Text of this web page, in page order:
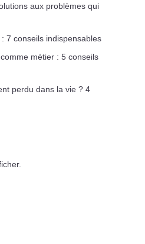
aux problèmes qui
7 conseils indispensables
métier : 5 conseils
perdu dans la vie ? 4